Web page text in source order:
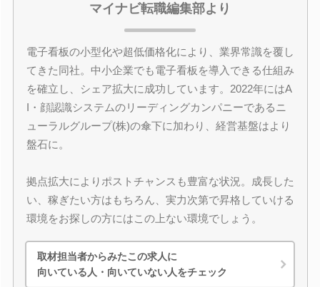
マイナビ転職編集部より
電子看板の小型化や超低価格化により、業界常識を覆し
てきた同社。中小企業でも電子看板を導入できる仕組み
を確立し、シェア拡大に成功しています。2022年にはA
I・顔認識システムのリーディングカンパニーであるニ
ューラルグループ(株)の傘下に加わり、経営基盤はより
盤石に。
拠点拡大によりポストチャンスも豊富な状況。成長した
い、稼ぎたい方はもちろん、実力次第で昇格していける
環境をお探しの方にはこの上ない環境でしょう。
取材担当者からみたこの求人に
向いている人・向いていない人をチェック